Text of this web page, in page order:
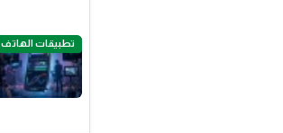
تطبيقات الهاتف